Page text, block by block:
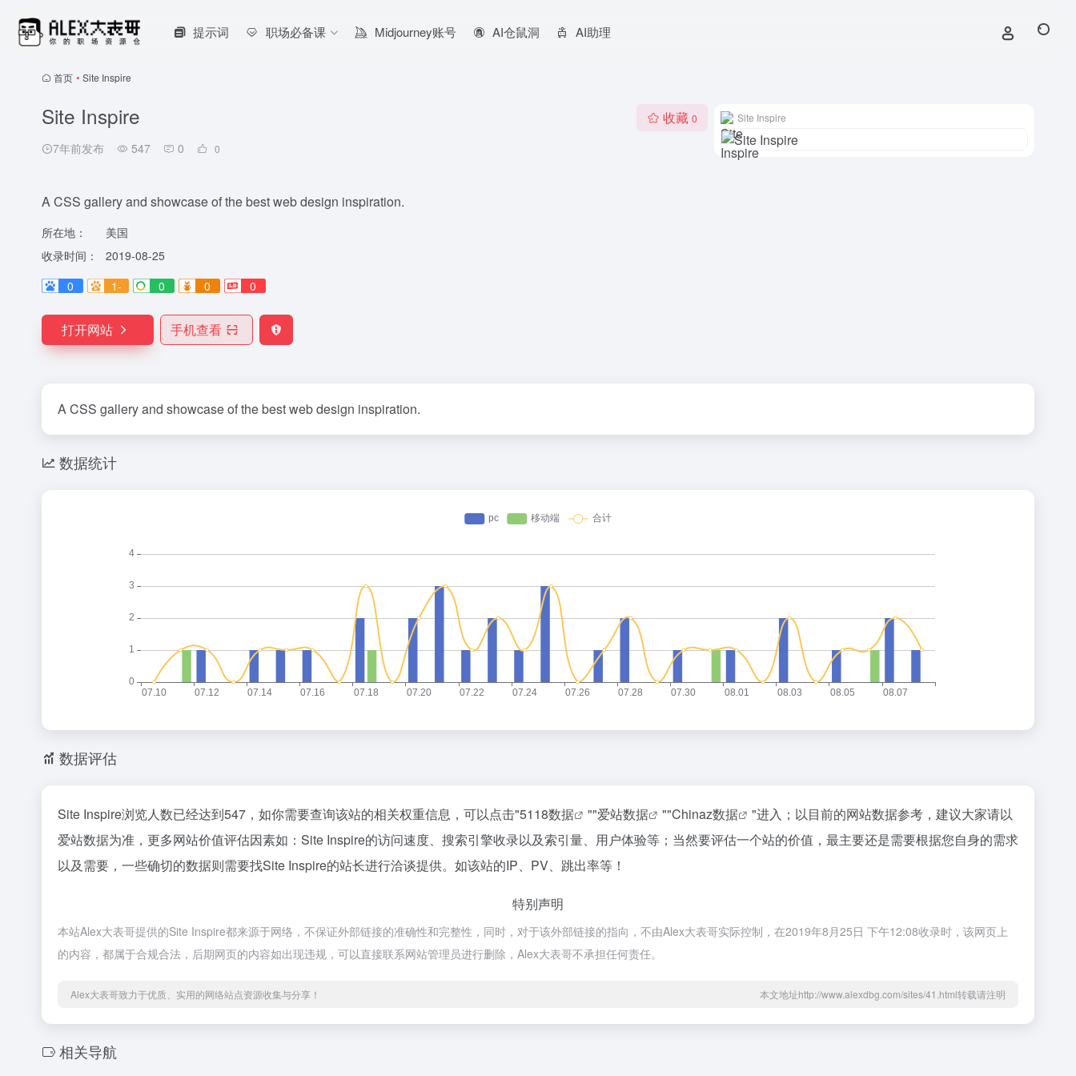
提示词 职场必备课 Midjourney账号 AI仓鼠洞 AI助理
首页 • Site Inspire
Site Inspire
7年前发布 547 0 0
收藏 0
A CSS gallery and showcase of the best web design inspiration.
所在地：
美国
收录时间：
2019-08-25
0
1- 0 0 0
打开网站 手机查看
Site Inspire
A CSS gallery and showcase of the best web design inspiration.
数据统计
数据评估
Site Inspire浏览人数已经达到547，如你需要查询该站的相关权重信息，可以点击"5118数据 ""爱站数据 ""Chinaz数据
"进入；以目前的网站数据参考，建议大家请以
爱站数据为准，更多网站价值评估因素如：Site Inspire的访问速度、搜索引擎收录以及索引量、用户体验等；当然要评估一个站的价值，最主要还是需要根据您自身的需求
以及需要，一些确切的数据则需要找Site Inspire的站长进行洽谈提供。如该站的IP、PV、跳出率等！
特别声明
本站Alex大表哥提供的Site Inspire都来源于网络，不保证外部链接的准确性和完整性，同时，对于该外部链接的指向，不由Alex大表哥实际控制，在2019年8月25日 下午12:08收录时，该网页上
的内容，都属于合规合法，后期网页的内容如出现违规，可以直接联系网站管理员进行删除，Alex大表哥不承担任何责任。
Alex大表哥致力于优质、实用的网络站点资源收集与分享！ 本文地址http://www.alexdbg.com/sites/41.html转载请注明
相关导航